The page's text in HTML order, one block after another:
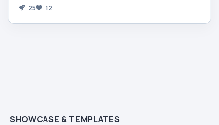
25 12
SHOWCASE & TEMPLATES